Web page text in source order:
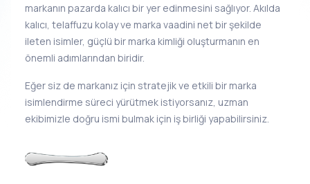
markanın pazarda kalıcı bir yer edinmesini sağlıyor. Akılda
kalıcı, telaffuzu kolay ve marka vaadini net bir şekilde
ileten isimler, güçlü bir marka kimliği oluşturmanın en
önemli adımlarından biridir.
Eğer siz de markanız için stratejik ve etkili bir marka
isimlendirme süreci yürütmek istiyorsanız, uzman
ekibimizle doğru ismi bulmak için iş birliği yapabilirsiniz.